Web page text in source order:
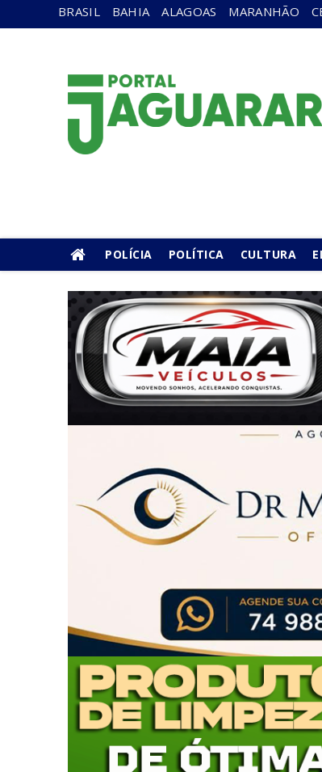
BRASIL BAHIA ALAGOAS MARANHÃO
POLÍCIA POLÍTICA CULTURA